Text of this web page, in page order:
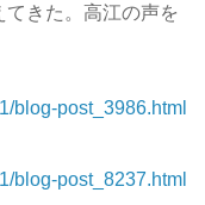
きた。高江の声を
blog-post_3986.html
blog-post_8237.html